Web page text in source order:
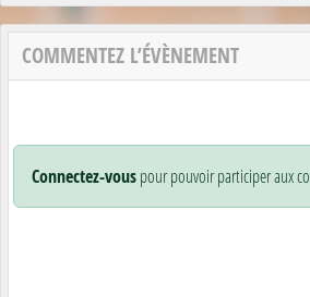
COMMENTEZ L’ÉVÈNEMENT
Connectez-vouspour pouvoir participer aux